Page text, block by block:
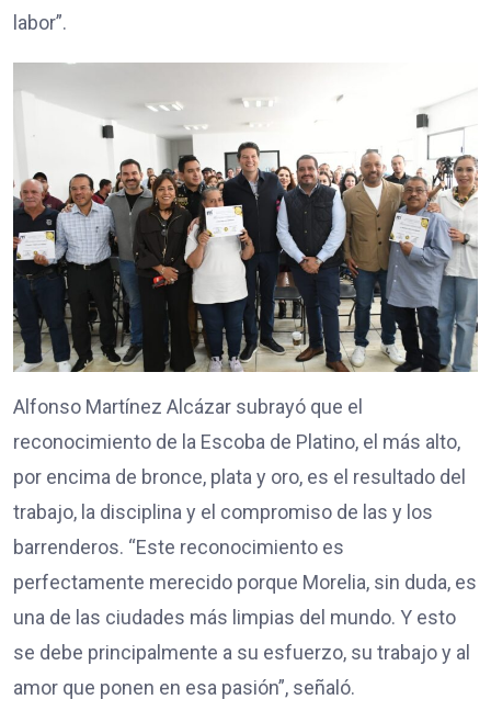
labor”.
Alfonso Martínez Alcázar subrayó que el
reconocimiento de la Escoba de Platino, el más alto,
por encima de bronce, plata y oro, es el resultado del
trabajo, la disciplina y el compromiso de las y los
barrenderos. “Este reconocimiento es
perfectamente merecido porque Morelia, sin duda, es
una de las ciudades más limpias del mundo. Y esto
se debe principalmente a su esfuerzo, su trabajo y al
amor que ponen en esa pasión”, señaló.